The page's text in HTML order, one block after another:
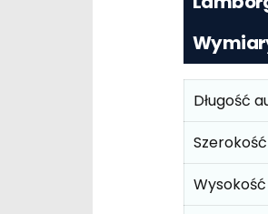
Długość